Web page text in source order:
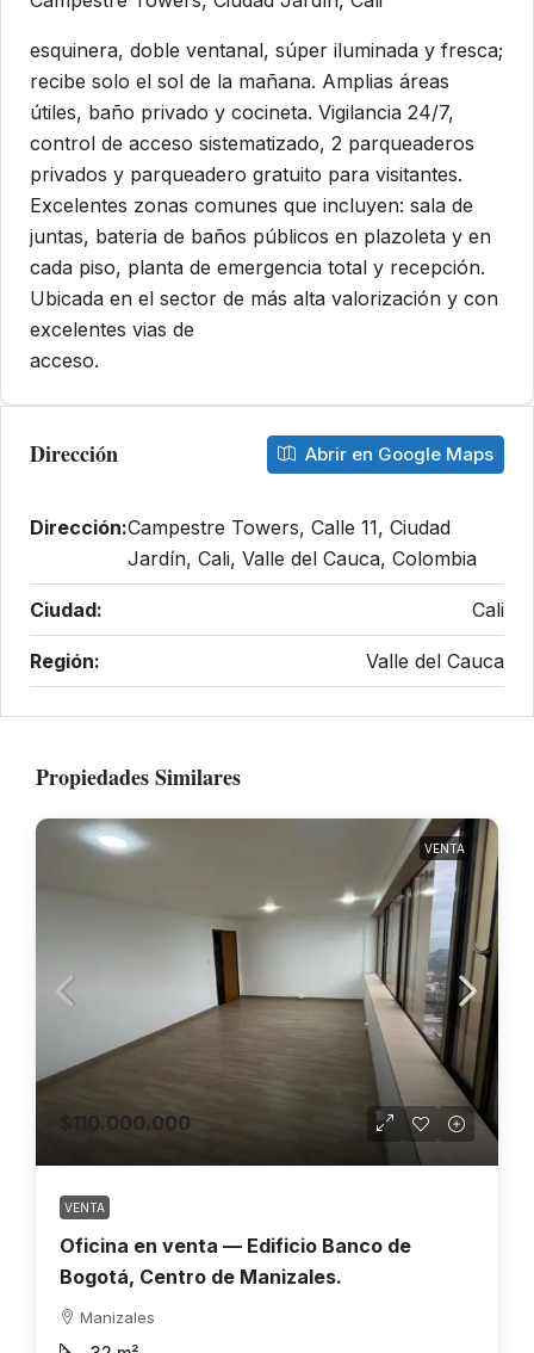
esquinera, doble ventanal, súper iluminada y fresca;
recibe solo el sol de la mañana. Amplias áreas
útiles, baño privado y cocineta. Vigilancia 24/7,
control de acceso sistematizado, 2 parqueaderos
privados y parqueadero gratuito para visitantes.
Excelentes zonas comunes que incluyen: sala de
juntas, bateria de baños públicos en plazoleta y en
cada piso, planta de emergencia total y recepción.
Ubicada en el sector de más alta valorización y con
excelentes vias de
acceso.
Dirección Abrir en Google Maps
Dirección:Campestre Towers, Calle 11, Ciudad
Jardín, Cali, Valle del Cauca, Colombia
Ciudad: Cali
Región: Valle del Cauca
Propiedades Similares
VENTA
$110.000.000
VENTA
Oficina en venta — Edificio Banco de
Bogotá, Centro de Manizales.
Manizales